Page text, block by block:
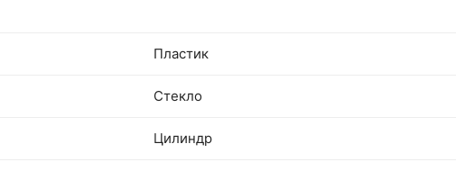
Пластик
Стекло
Цилиндр